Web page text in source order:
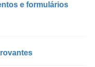
e formulários